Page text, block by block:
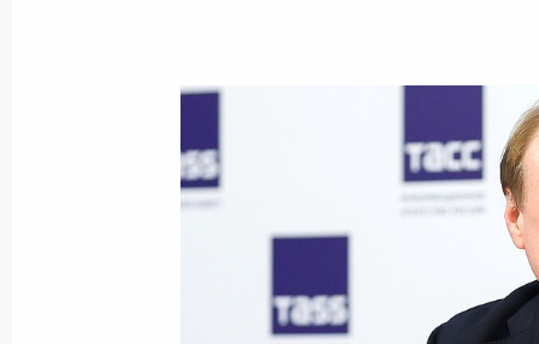
27 марта 2024 года, 20:05
Посещение Всероссийского
27 марта 2024 года, 18:10